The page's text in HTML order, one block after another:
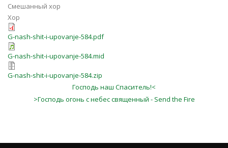
Смешанный хор
Хор
G-nash-shit-i-upovanje-584.pdf
G-nash-shit-i-upovanje-584.mid
G-nash-shit-i-upovanje-584.zip
Господь наш Спаситель!<
>Господь огонь с небес священный - Send the Fire